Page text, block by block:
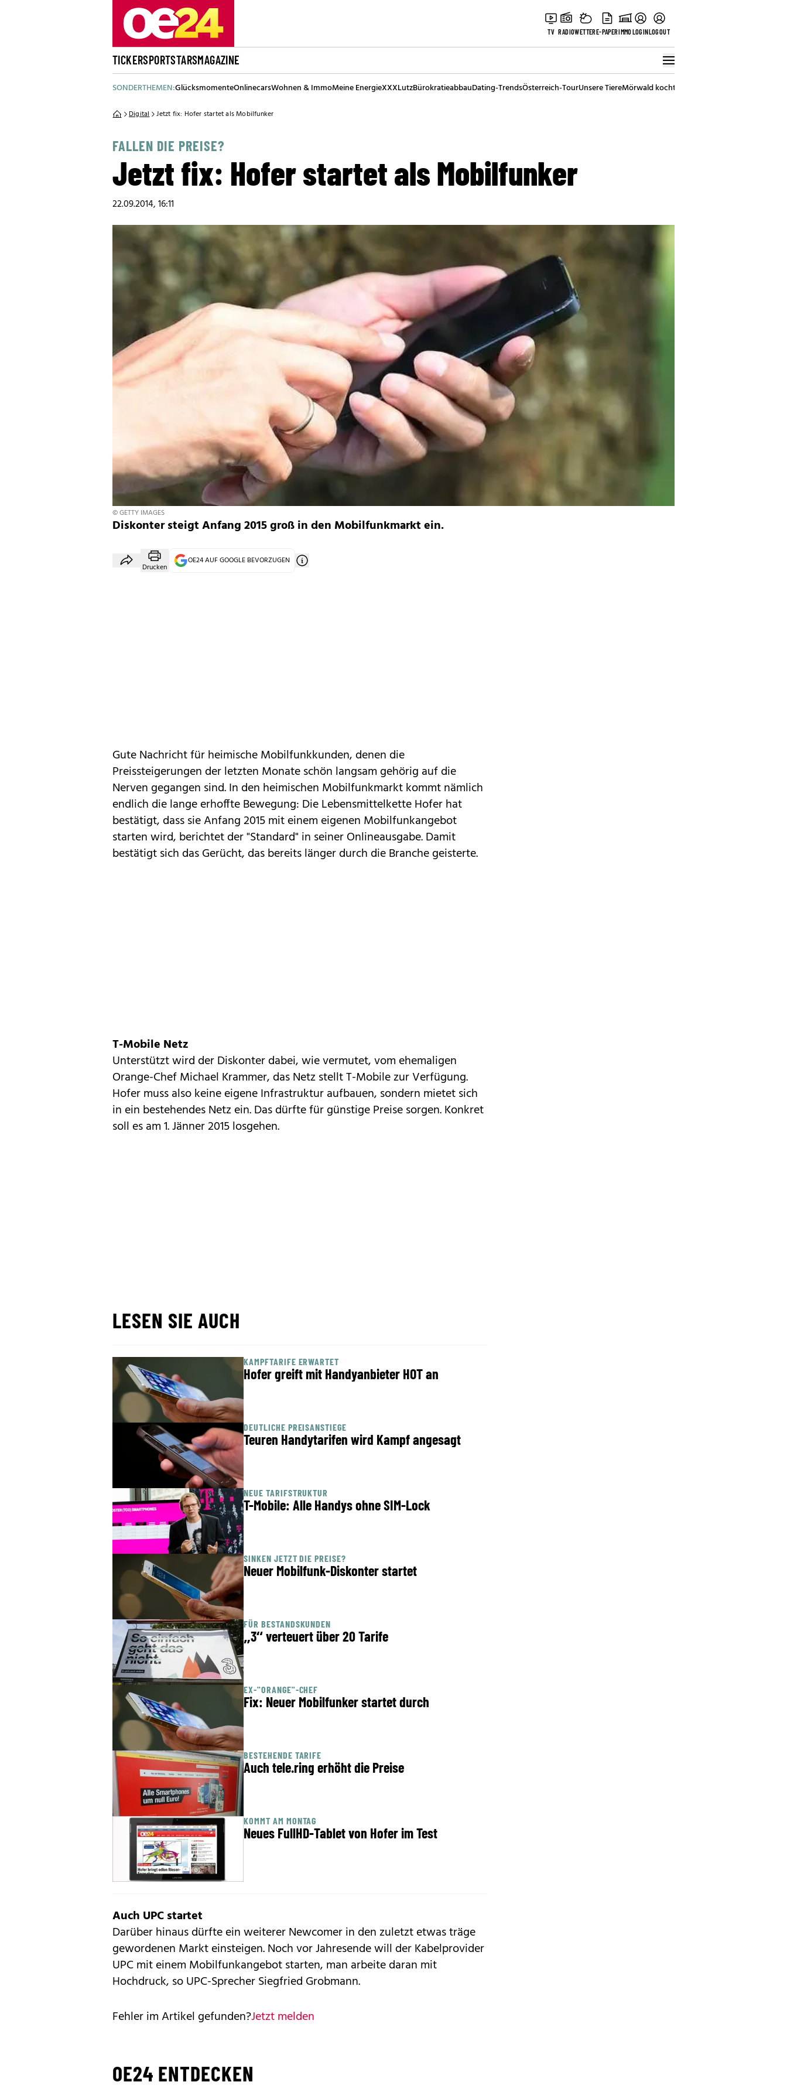
TV RADIOWETTERE-PAPERIMMOLOGINLOGOUT
TICKERSPORTSTARSMAGAZINE
SONDERTHEMEN:GlücksmomenteOnlinecarsWohnen & ImmoMeine EnergieXXXLutzBürokratieabbauDating-TrendsÖsterreich-TourUnsere TiereMörwald kocht
Digital Jetzt fix: Hofer startet als Mobilfunker
FALLEN DIE PREISE?
Jetzt fix: Hofer startet als Mobilfunker
22.09.2014, 16:11
© GETTY IMAGES
Diskonter steigt Anfang 2015 groß in den Mobilfunkmarkt ein.
Drucken
OE24 AUF GOOGLE BEVORZUGEN
Gute Nachricht für heimische Mobilfunkkunden, denendie
Preissteigerungender letzten Monate schön langsam gehörig auf die
Nerven gegangen sind. In den heimischen Mobilfunkmarkt kommt nämlich
endlich die lange erhoffte Bewegung: Die LebensmittelketteHoferhat
bestätigt, dass sie Anfang 2015 mit einem eigenen Mobilfunkangebot
starten wird, berichtet der "Standard" in seiner Onlineausgabe. Damit
bestätigt sich das Gerücht, das bereits länger durch die Branche geisterte.
T-Mobile Netz
Unterstützt wird der Diskonter dabei, wie vermutet, vom ehemaligen
Orange-Chef Michael Krammer, das Netz stelltT-Mobilezur Verfügung.
Hofer muss also keine eigene Infrastruktur aufbauen, sondern mietet sich
in ein bestehendes Netz ein. Das dürfte für günstige Preise sorgen. Konkret
soll es am 1. Jänner 2015 losgehen.
LESEN SIE AUCH
KAMPFTARIFE ERWARTET
Hofer greift mit Handyanbieter HOT an
DEUTLICHE PREISANSTIEGE
Teuren Handytarifen wird Kampf angesagt
NEUE TARIFSTRUKTUR
T-Mobile: Alle Handys ohne SIM-Lock
SINKEN JETZT DIE PREISE?
Neuer Mobilfunk-Diskonter startet
FÜR BESTANDSKUNDEN
„3“ verteuert über 20 Tarife
EX-"ORANGE"-CHEF
Fix: Neuer Mobilfunker startet durch
BESTEHENDE TARIFE
Auch tele.ring erhöht die Preise
KOMMT AM MONTAG
Neues FullHD-Tablet von Hofer im Test
Auch UPC startet
Darüber hinaus dürfte ein weiterer Newcomer in den zuletzt etwas träge
gewordenen Markt einsteigen. Noch vor Jahresende will der Kabelprovider
UPC mit einem Mobilfunkangebot starten, man arbeite daran mit
Hochdruck, so UPC-Sprecher Siegfried Grobmann.
Fehler im Artikel gefunden?Jetzt melden
OE24 ENTDECKEN